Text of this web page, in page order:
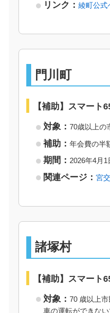
リンク：綾町公式
門川町
【補助】スマート
対象：70歳以上の
補助：年会費の半
期間：2026年4月1
関連ページ：宮
諸塚村
【補助】スマート
対象：70 歳以上
車の運転ができな